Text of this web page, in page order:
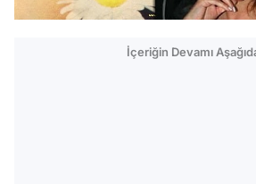
İçeriğin Devamı